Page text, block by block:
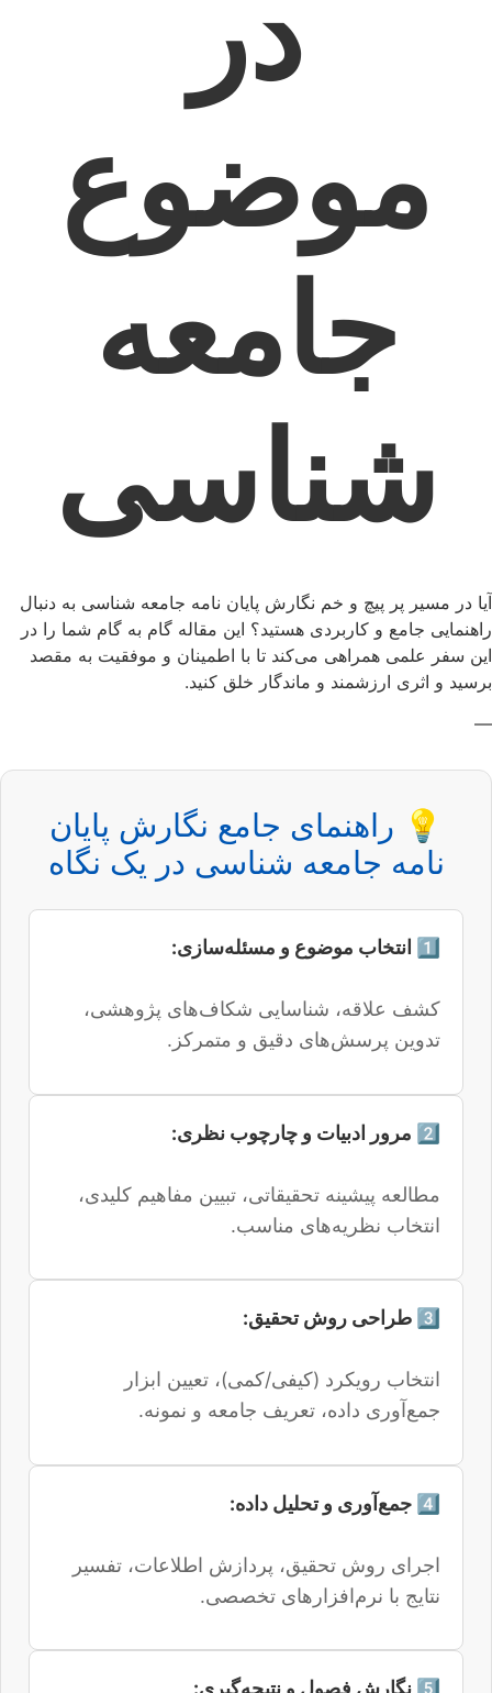
در
موضوع
جامعه
شناسی
آیا در مسیر پر پیچ و خم نگارش پایان نامه جامعه شناسی به دنبال
راهنمایی جامع و کاربردی هستید؟ این مقاله گام به گام شما را در
این سفر علمی همراهی می‌کند تا با اطمینان و موفقیت به مقصد
برسید و اثری ارزشمند و ماندگار خلق کنید.
—
💡 راهنمای جامع نگارش پایان
نامه جامعه شناسی در یک نگاه
1️⃣ انتخاب موضوع و مسئله‌سازی:
کشف علاقه، شناسایی شکاف‌های پژوهشی،
تدوین پرسش‌های دقیق و متمرکز.
2️⃣ مرور ادبیات و چارچوب نظری:
مطالعه پیشینه تحقیقاتی، تبیین مفاهیم کلیدی،
انتخاب نظریه‌های مناسب.
3️⃣ طراحی روش تحقیق:
انتخاب رویکرد (کیفی/کمی)، تعیین ابزار
جمع‌آوری داده، تعریف جامعه و نمونه.
4️⃣ جمع‌آوری و تحلیل داده:
اجرای روش تحقیق، پردازش اطلاعات، تفسیر
نتایج با نرم‌افزارهای تخصصی.
5️⃣ نگارش فصول و نتیجه‌گیری: